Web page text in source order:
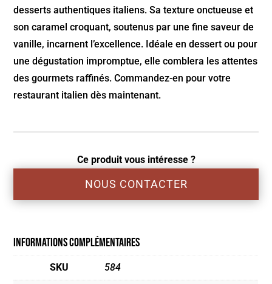
desserts authentiques italiens. Sa texture onctueuse et
son caramel croquant, soutenus par une fine saveur de
vanille, incarnent l’excellence. Idéale en dessert ou pour
une dégustation impromptue, elle comblera les attentes
des gourmets raffinés. Commandez-en pour votre
restaurant italien dès maintenant.
Ce produit vous intéresse ?
NOUS CONTACTER
Informations complémentaires
SKU 584